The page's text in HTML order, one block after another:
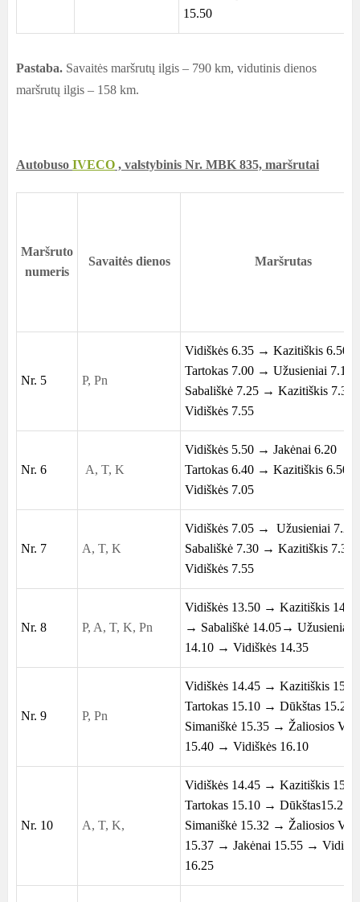
15.50
Pastaba. Savaitės maršrutų ilgis – 790 km, vidutinis dienos
maršrutų ilgis – 158 km.
Autobuso IVECO , valstybinis Nr. MBK 835, maršrutai
Maršruto
numeris
Savaitės dienos Maršrutas
Nr. 5 P, Pn
Vidiškės 6.35 → Kazitiškis 6.50
Tartokas 7.00 → Užusieniai
Sabališkė 7.25 → Kazitiškis
Vidiškės 7.55
Nr. 6 A, T, K
Vidiškės 5.50 → Jakėnai 6.20
Tartokas 6.40 → Kazitiškis 6.50
Vidiškės 7.05
Nr. 7 A, T, K
Vidiškės 7.05 → Užusieniai
Sabališkė 7.30 → Kazitiškis
Vidiškės 7.55
Nr. 8 P, A, T, K, Pn
Vidiškės 13.50 → Kazitiškis
→ Sabališkė 14.05→ Užusieniai
14.10 → Vidiškės 14.35
Nr. 9 P, Pn
Vidiškės 14.45 → Kazitiškis
Tartokas 15.10 → Dūkštas
Simaniškė 15.35 → Žaliosios
15.40 → Vidiškės 16.10
Nr. 10 A, T, K,
Vidiškės 14.45 → Kazitiškis
Tartokas 15.10 → Dūkštas15.25
Simaniškė 15.32 → Žaliosios
15.37 → Jakėnai 15.55 →
16.25